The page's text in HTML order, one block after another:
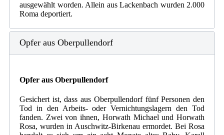
ausgewählt worden. Allein aus Lackenbach wurden 2.000
Roma deportiert.
Opfer aus Oberpullendorf
Opfer aus Oberpullendorf
Gesichert ist, dass aus Oberpullendorf fünf Personen den
Tod in den Arbeits- oder Vernichtungslagern den Tod
fanden. Zwei von ihnen, Horwath Michael und Horwath
Rosa, wurden in Auschwitz-Birkenau ermordet. Bei Rosa